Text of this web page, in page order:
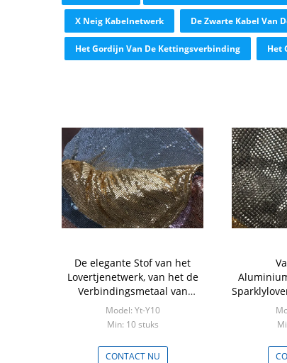
X Neig Kabelnetwerk De Zwarte Kabel Van
Het Gordijn Van De Kettingsverbinding Het
De elegante Stof van het
Lovertjenetwerk, van het de
Verbindingsmetaal van
Aluminiumvlokken het
Netwerkstof
Model: Yt-Y10
Min: 10 stuks
CONTACT NU
de